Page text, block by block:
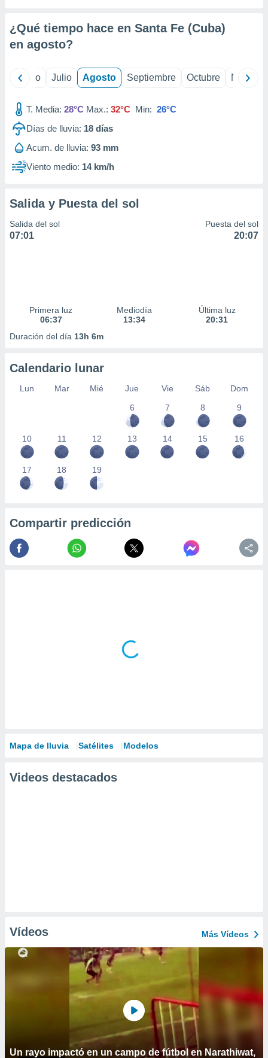
de
¿Qué tiempo hace en Santa Fe (Cuba)
en agosto?
Junio Julio Agosto Septiembre Octubre
T. Media: 28°C Max.: 32°C Min: 26°C
Días de lluvia: 18 días
Acum. de lluvia: 93 mm
Viento medio: 14 km/h
Salida y Puesta del sol
Salida del sol
07:01
Puesta del sol
20:07
Primera luz
06:37
Mediodía
13:34
Última luz
20:31
Duración del día 13h 6m
Calendario lunar
Lun Mar Mié Jue Vie Sáb
Dom
6
7 8 9
10 11 12 13 14 15 16
17 18 19
Compartir predicción
Mapa de lluvia Satélites Modelos
Videos destacados
Vídeos Más Vídeos
Un rayo impactó en un campo de fútbol en Narathiwat,